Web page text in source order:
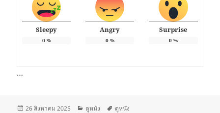
Sleepy
0%
Angry
0%
Surprise
0%
…
เขียน
26 สิงหาคม 2025
หมวด
ดูหนัง
ป้าย
ดูหนัง